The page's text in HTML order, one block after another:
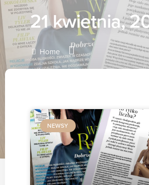
21 kwietnia,
Home
NEWSY